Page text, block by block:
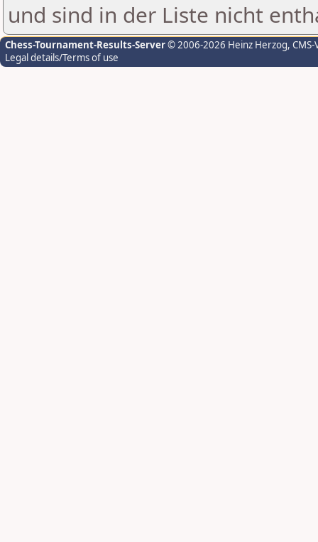
und sind in der Liste nicht
Chess-Tournament-Results-Server© 2006-2026 Heinz Herzog,
Legal details/Terms of use